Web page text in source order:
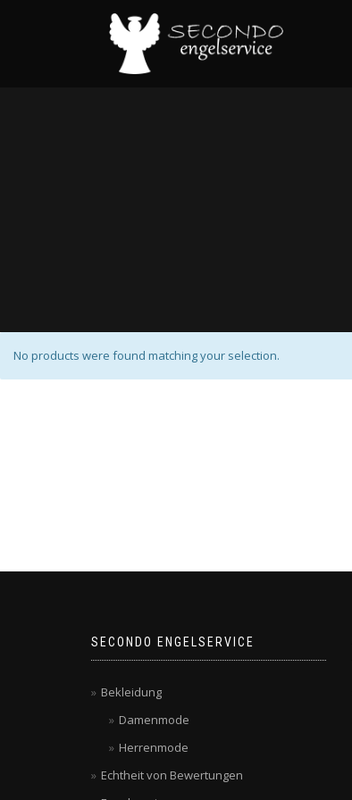
No products were found matching your selection.
SECONDO ENGELSERVICE
Bekleidung
Damenmode
Herrenmode
Echtheit von Bewertungen